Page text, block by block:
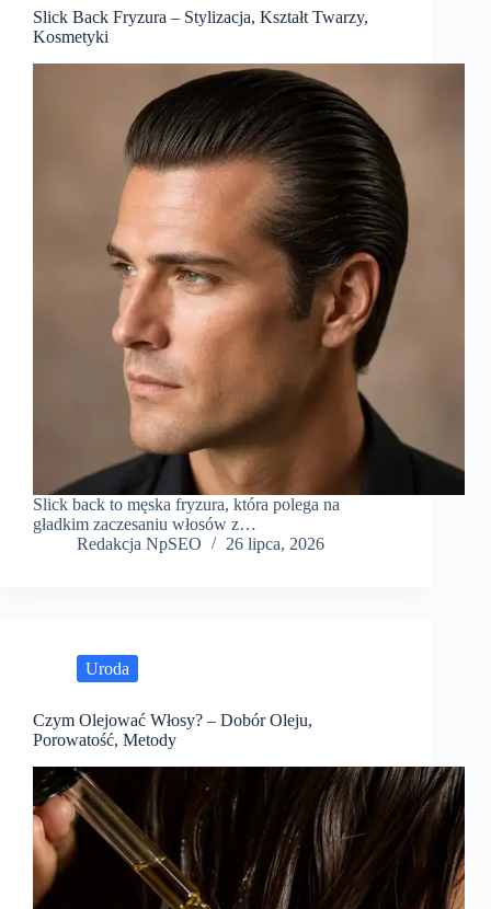
Slick Back Fryzura – Stylizacja, Kształt Twarzy,
Kosmetyki
Slick back to męska fryzura, która polega na
gładkim zaczesaniu włosów z…
Redakcja NpSEO
26 lipca, 2026
Uroda
Czym Olejować Włosy? – Dobór Oleju,
Porowatość, Metody